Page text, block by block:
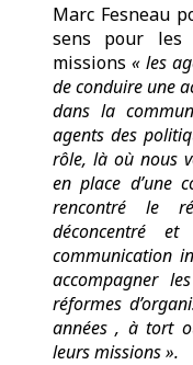
Marc Fesneau
sens pour les
missions « les
de conduire une
dans la
agents des
rôle, là où nous
en place d’une
rencontré le
déconcentré
communication
accompagner
réformes
années , à tort
leurs missions ».